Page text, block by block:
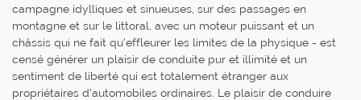
campagne idylliques et sinueuses, sur des passages en
montagne et sur le littoral, avec un moteur puissant et un
châssis qui ne fait qu'effleurer les limites de la physique - est
censé générer un plaisir de conduite pur et illimité et un
sentiment de liberté qui est totalement étranger aux
propriétaires d'automobiles ordinaires. Le plaisir de conduire